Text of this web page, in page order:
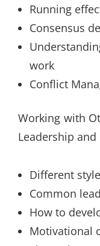
Running
Consensus
work
Conflict
Working with
Leadership and
Different
Common
How to
Motivational